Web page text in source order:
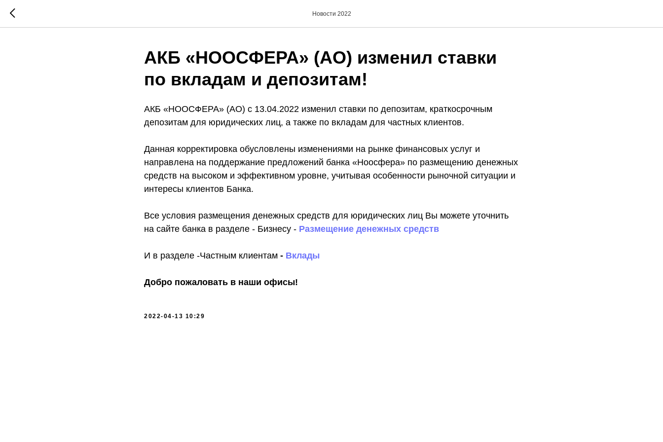
Новости 2022
АКБ «НООСФЕРА» (АО) изменил ставки
по вкладам и депозитам!
АКБ «НООСФЕРА» (АО) с 13.04.2022 изменил ставки по депозитам, краткосрочным
депозитам для юридических лиц, а также по вкладам для частных клиентов.
Данная корректировка обусловлены изменениями на рынке финансовых услуг и
направлена на поддержание предложений банка «Ноосфера» по размещению денежных
средств на высоком и эффективном уровне, учитывая особенности рыночной ситуации и
интересы клиентов Банка.
Все условия размещения денежных средств для юридических лиц Вы можете уточнить
на сайте банка в разделе - Бизнесу - Размещение денежных средств
И в разделе -Частным клиентам - Вклады
Добро пожаловать в наши офисы!
2022-04-13 10:29